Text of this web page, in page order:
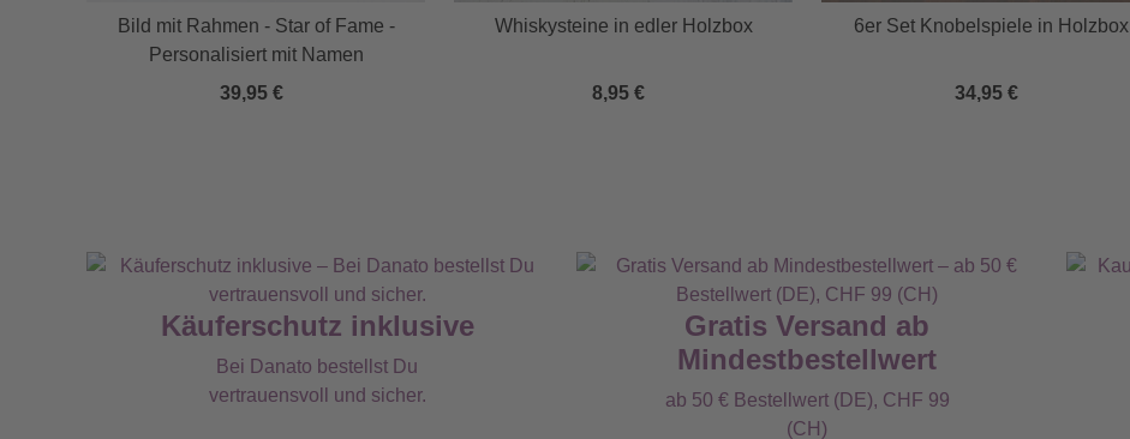
Bild mit Rahmen - Star of Fame -
Personalisiert mit Namen
39,95 €
Whiskysteine in edler Holzbox
8,95 €
6er Set Knobelspiele in Holzbox
34,95 €
Käuferschutz inklusive
Bei Danato bestellst Du
vertrauensvoll und sicher.
Gratis Versand ab
Mindestbestellwert
ab 50 € Bestellwert (DE), CHF 99
(CH)